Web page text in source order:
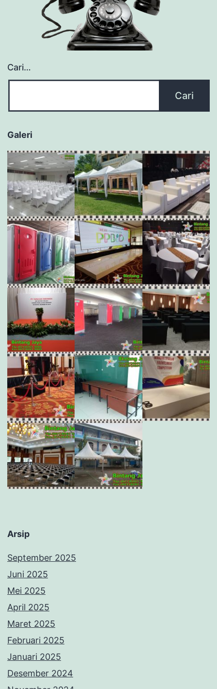
Cari…
Galeri
Arsip
September 2025
Juni 2025
Mei 2025
April 2025
Maret 2025
Februari 2025
Januari 2025
Desember 2024